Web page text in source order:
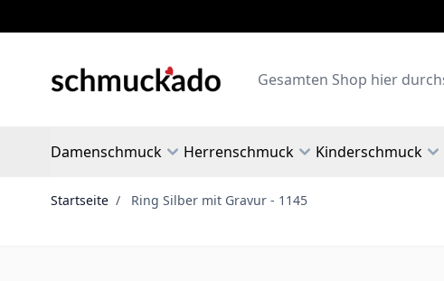
Search
Damenschmuck Herrenschmuck Kinderschmuck
Startseite / Ring Silber mit Gravur - 1145